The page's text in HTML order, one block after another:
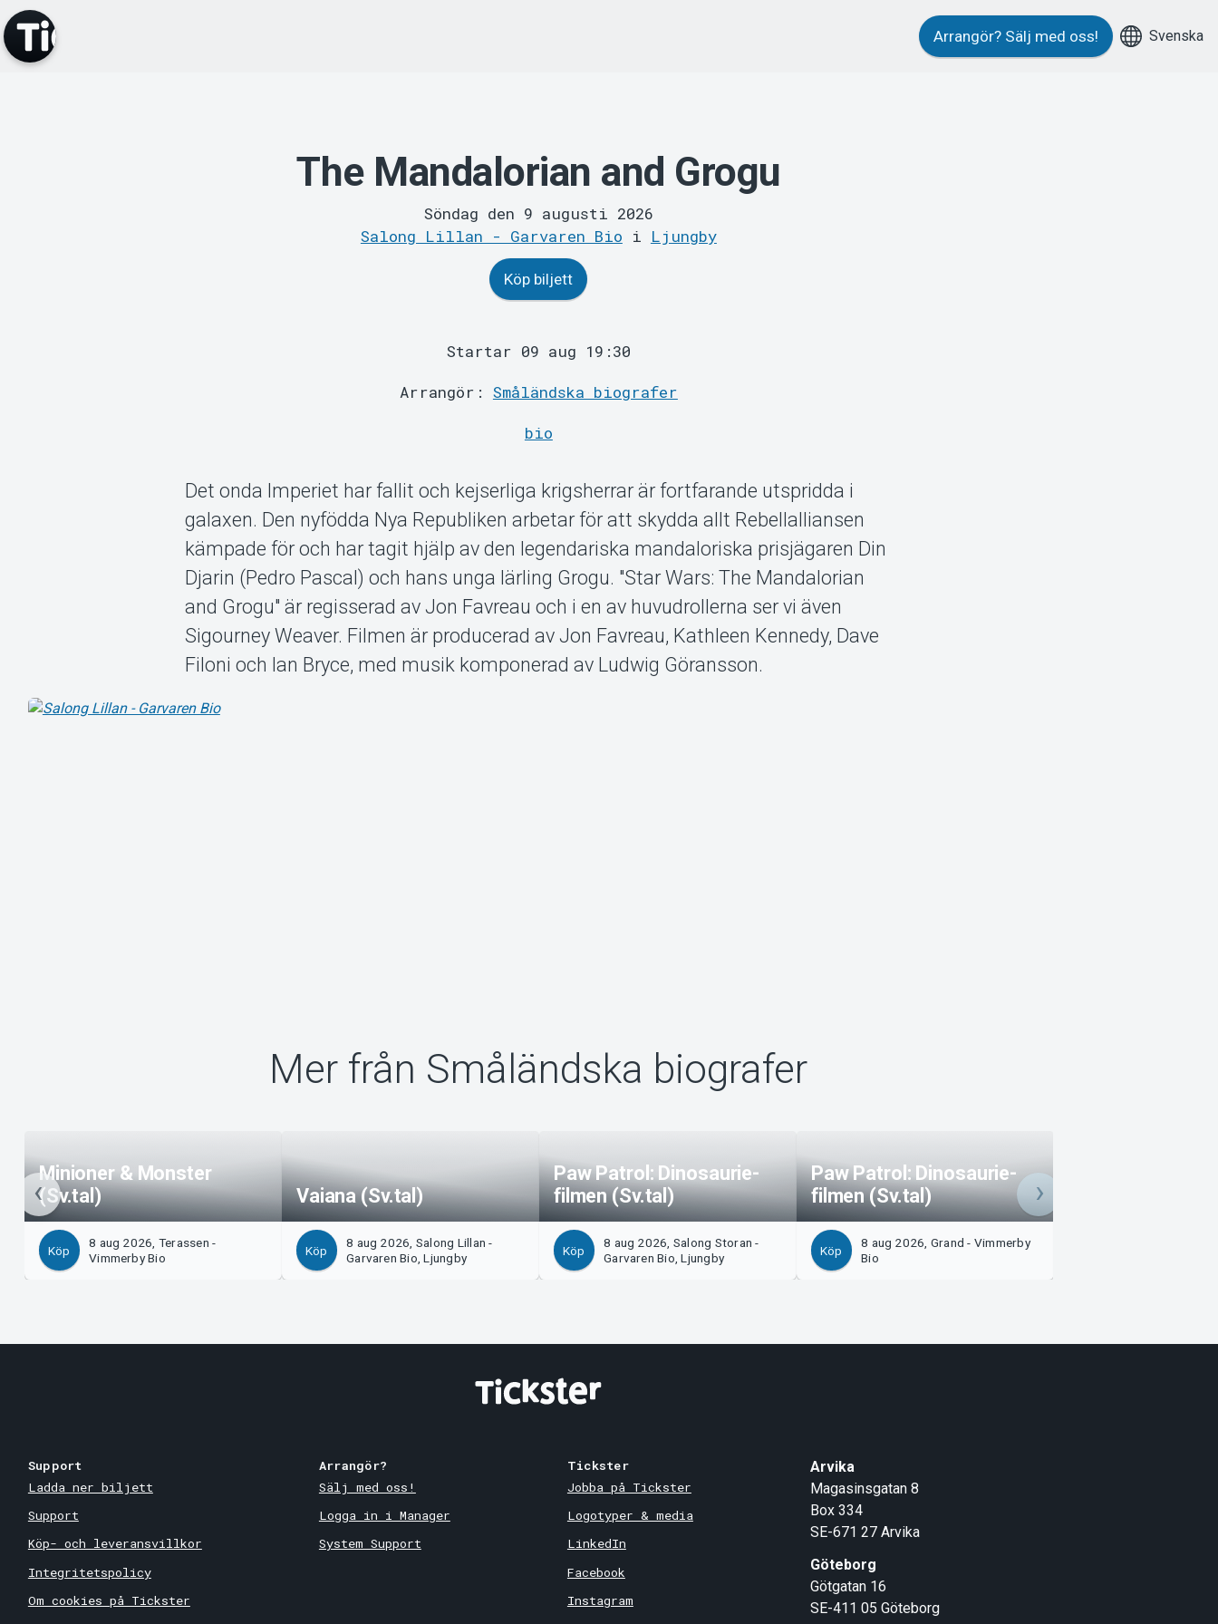
Arrangör? Sälj med oss! Svenska
The Mandalorian and Grogu
Söndag den 9 augusti 2026
Salong Lillan - Garvaren Bio i Ljungby
Köp biljett
Startar 09 aug 19:30
Arrangör: Småländska biografer
bio
Det onda Imperiet har fallit och kejserliga krigsherrar är fortfarande utspridda i
galaxen. Den nyfödda Nya Republiken arbetar för att skydda allt Rebellalliansen
kämpade för och har tagit hjälp av den legendariska mandaloriska prisjägaren Din
Djarin (Pedro Pascal) och hans unga lärling Grogu. "Star Wars: The Mandalorian
and Grogu" är regisserad av Jon Favreau och i en av huvudrollerna ser vi även
Sigourney Weaver. Filmen är producerad av Jon Favreau, Kathleen Kennedy, Dave
Filoni och Ian Bryce, med musik komponerad av Ludwig Göransson.
Mer från Småländska biografer
Minioner & Monster
(Sv.tal)
Köp
8 aug 2026, Terassen -
Vimmerby Bio
Vaiana (Sv.tal)
Köp
8 aug 2026, Salong Lillan -
Garvaren Bio, Ljungby
Paw Patrol: Dinosaurie-
filmen (Sv.tal)
Köp
8 aug 2026, Salong Storan -
Garvaren Bio, Ljungby
Paw Patrol: Dinosaurie-
filmen (Sv.tal)
Köp
8 aug 2026, Grand - Vimmerby
Bio
Support
Ladda ner biljett
Support
Köp- och leveransvillkor
Integritetspolicy
Om cookies på Tickster
Arrangör?
Sälj med oss!
Logga in i Manager
System Support
Tickster
Jobba på Tickster
Logotyper & media
LinkedIn
Facebook
Instagram
Arvika
Magasinsgatan 8
Box 334
SE-671 27 Arvika
Göteborg
Götgatan 16
SE-411 05 Göteborg